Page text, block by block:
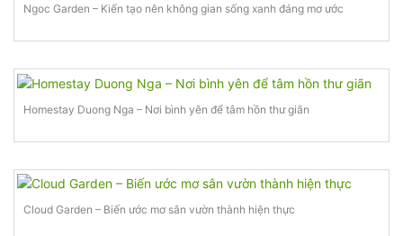
Ngoc Garden – Kiến tạo nên không gian sống xanh đáng mơ ước
Homestay Duong Nga – Nơi bình yên để tâm hồn thư giãn
Cloud Garden – Biến ước mơ sân vườn thành hiện thực